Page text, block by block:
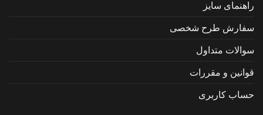
راهنمای سایز
سفارش طرح شخصی
سوالات متداول
قوانین و مقررات
حساب کاربری